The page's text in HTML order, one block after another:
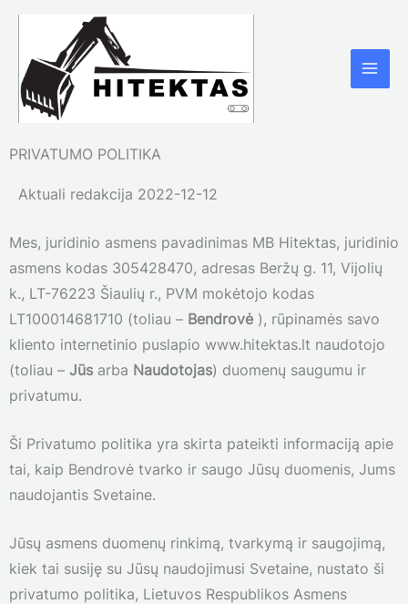
Pereiti
turinio
PRIVATUMO POLITIKA
Aktuali redakcija 2022-12-12
Mes, juridinio asmens pavadinimas MB Hitektas, juridinio
asmens kodas 305428470, adresas Beržų g. 11, Vijolių
k., LT-76223 Šiaulių r., PVM mokėtojo kodas
LT100014681710 (toliau – Bendrovė ), rūpinamės savo
kliento internetinio puslapio www.hitektas.lt naudotojo
(toliau – Jūs arba Naudotojas) duomenų saugumu ir
privatumu.
Ši Privatumo politika yra skirta pateikti informaciją apie
tai, kaip Bendrovė tvarko ir saugo Jūsų duomenis, Jums
naudojantis Svetaine.
Jūsų asmens duomenų rinkimą, tvarkymą ir saugojimą,
kiek tai susiję su Jūsų naudojimusi Svetaine, nustato ši
privatumo politika, Lietuvos Respublikos Asmens